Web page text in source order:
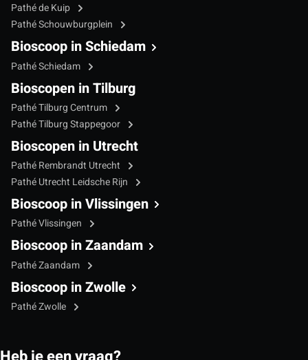
Pathé de Kuip
Pathé Schouwburgplein
Bioscoop in Schiedam
Pathé Schiedam
Bioscopen in Tilburg
Pathé Tilburg Centrum
Pathé Tilburg Stappegoor
Bioscopen in Utrecht
Pathé Rembrandt Utrecht
Pathé Utrecht Leidsche Rijn
Bioscoop in Vlissingen
Pathé Vlissingen
Bioscoop in Zaandam
Pathé Zaandam
Bioscoop in Zwolle
Pathé Zwolle